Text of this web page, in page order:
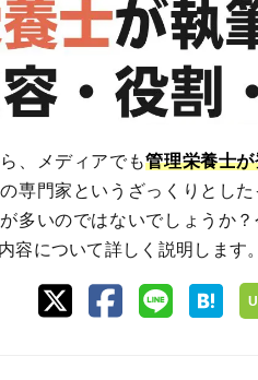
、メディアでも管理栄養士
専門家というざっくりとし
多いのではないでしょうか
容について詳しく説明します。